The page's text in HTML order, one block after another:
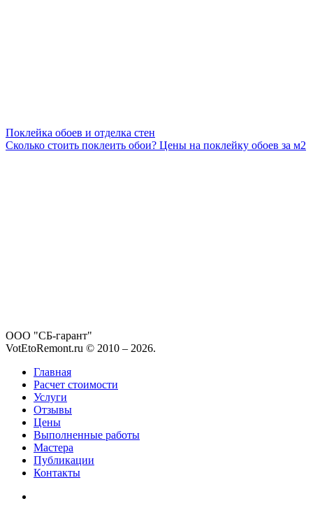
Поклейка обоев и отделка стен
Сколько стоить поклеить обои? Цены на поклейку обоев за м2
ООО "СБ-гарант"
VotEtoRemont.ru © 2010 – 2026.
Главная
Расчет стоимости
Услуги
Отзывы
Цены
Выполненные работы
Мастера
Публикации
Контакты